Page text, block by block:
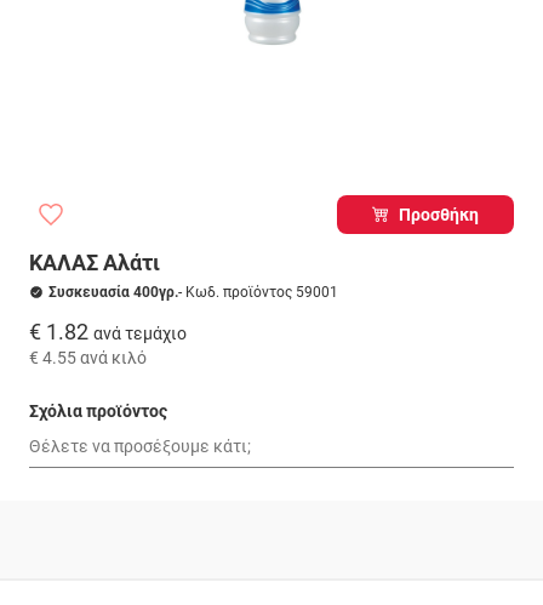
Προσθήκη
ΚΑΛΑΣ Αλάτι
Συσκευασία 400γρ.- Κωδ. προϊόντος 59001
€ 1.82 ανά τεμάχιο
€ 4.55ανά κιλό
Σχόλια προϊόντος